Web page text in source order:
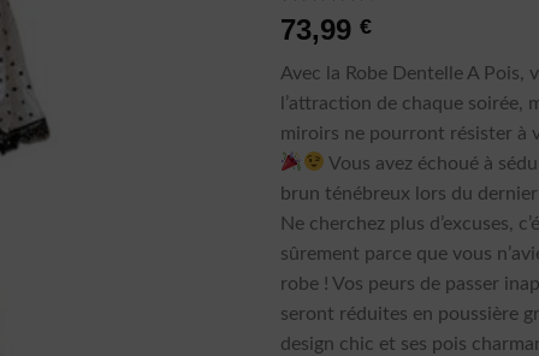
Noté4.67
sur 5 basé
6
notations
client
73,99€
Avec la Robe Dentelle A Pois,
l’attraction de chaque soirée,
miroirs ne pourront résister à
Vous avez échoué à
brun ténébreux lors du
Ne cherchez plus d’excuses,
sûrement parce que vous
robe ! Vos peurs de passer
seront réduites en poussière
design chic et ses pois